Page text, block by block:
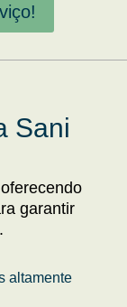
Sani
garantir
altamente